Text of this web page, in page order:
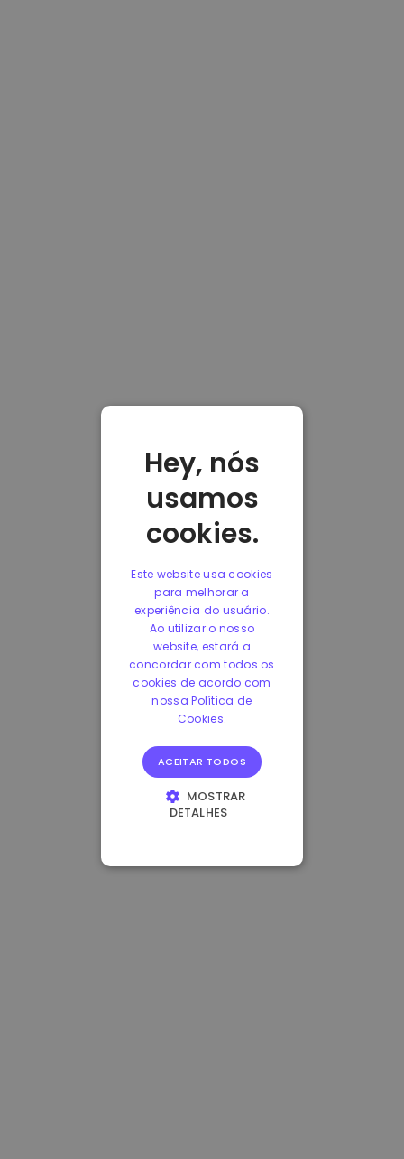
Hey, nós
usamos
cookies.
Este website usa cookies
para melhorar a
experiência do usuário.
Ao utilizar o nosso
website, estará a
concordar com todos os
cookies de acordo com
nossa Política de
Cookies.
ACEITAR TODOS
MOSTRAR
DETALHES